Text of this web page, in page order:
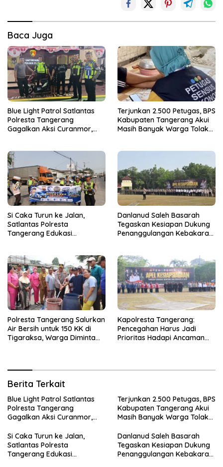
Baca Juga
Blue Light Patrol Satlantas
Polresta Tangerang
Gagalkan Aksi Curanmor,
Terjunkan 2.500 Petugas, BPS
Kabupaten Tangerang Akui
Masih Banyak Warga Tolak
Si Caka Turun ke Jalan,
Satlantas Polresta
Tangerang Edukasi
Danlanud Saleh Basarah
Tegaskan Kesiapan Dukung
Penanggulangan Kebakaran
Polresta Tangerang Salurkan
Air Bersih untuk 150 KK di
Tigaraksa, Warga Diminta
Kapolresta Tangerang:
Pencegahan Harus Jadi
Prioritas Hadapi Ancaman
Berita Terkait
Blue Light Patrol Satlantas
Polresta Tangerang
Gagalkan Aksi Curanmor,
Diamankan
Terjunkan 2.500 Petugas, BPS
Kabupaten Tangerang Akui
Masih Banyak Warga Tolak
Si Caka Turun ke Jalan,
Satlantas Polresta
Tangerang Edukasi
Danlanud Saleh Basarah
Tegaskan Kesiapan Dukung
Penanggulangan Kebakaran